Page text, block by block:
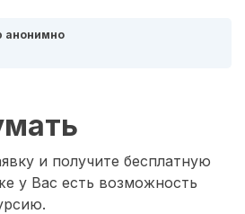
анонимно
и получите бесплатную
у Вас есть возможность